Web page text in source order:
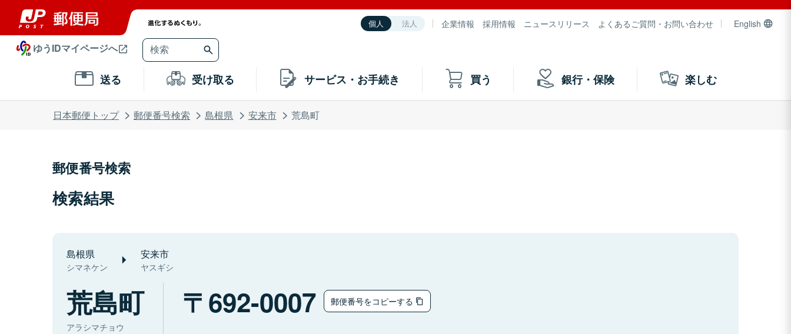
個人 法人 企業情報 採用情報 ニュースリリース よくあるご質問・お問い合わせ English
ゆうIDマイページへ
送る 受け取る サービス・お手続き 買う 銀行・保険 楽しむ
日本郵便トップ 郵便番号検索 島根県 安来市 荒島町
郵便番号検索
検索結果
島根県
シマネケン
安来市
ヤスギシ
荒島町
アラシマチョウ
692-0007 郵便番号をコピーする